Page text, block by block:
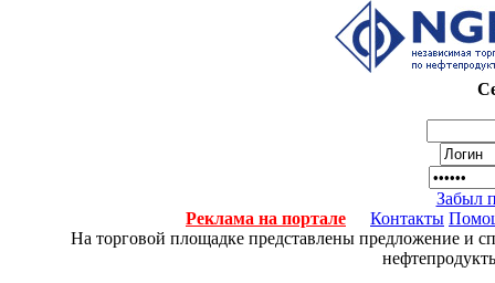
Забыл
Реклама на портале
Контакты
На торговой площадке представлены предложение и